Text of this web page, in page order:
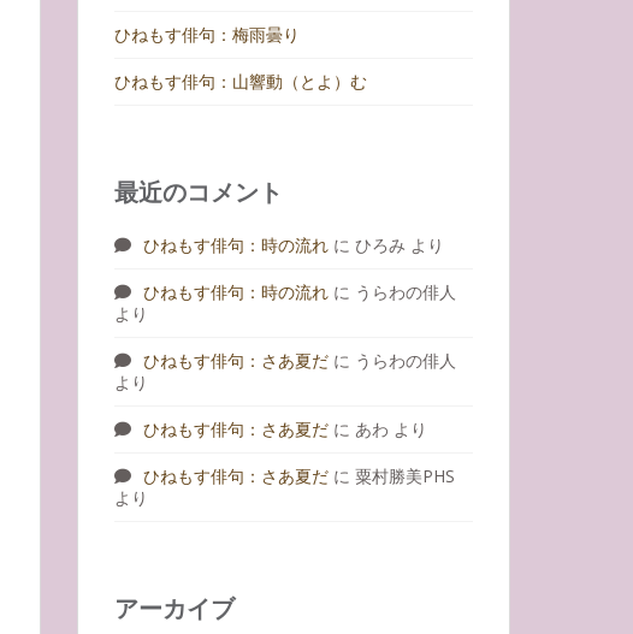
ひねもす俳句：梅雨曇り
ひねもす俳句：山響動（とよ）む
最近のコメント
ひねもす俳句：時の流れ に ひろみ より
ひねもす俳句：時の流れ に うらわの俳人
より
ひねもす俳句：さあ夏だ に うらわの俳人
より
ひねもす俳句：さあ夏だ に あわ より
ひねもす俳句：さあ夏だ に 粟村勝美PHS
より
アーカイブ